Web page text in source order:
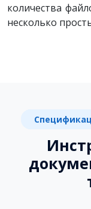
количества
несколько